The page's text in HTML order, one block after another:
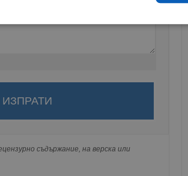
съдържание, на верска или
Таргетиране Функционалност
Таргетиране Функционалност
без строго необходими бисквитки.